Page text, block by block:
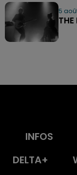
5
INFOS
DELTA+